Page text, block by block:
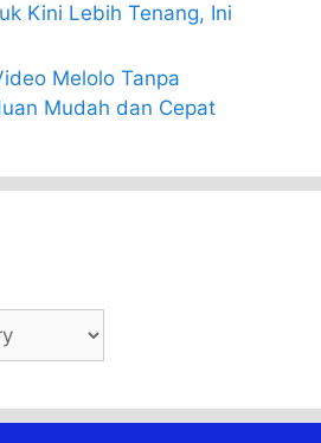
Kini Lebih Tenang, Ini
Melolo Tanpa
Mudah dan Cepat